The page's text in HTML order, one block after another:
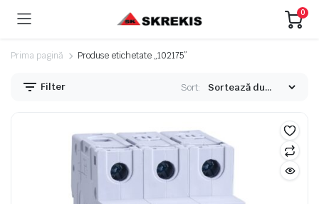
0
Prima pagină Produse etichetate „102175”
Filter Sort: